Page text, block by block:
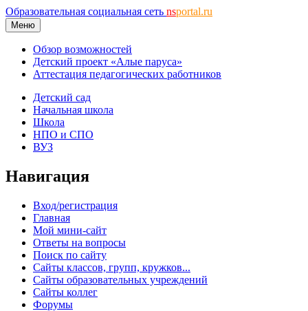
Образовательная социальная сеть nsportal.ru
Меню
Обзор возможностей
Детский проект «Алые паруса»
Аттестация педагогических работников
Детский сад
Начальная школа
Школа
НПО и СПО
ВУЗ
Навигация
Вход/регистрация
Главная
Мой мини-сайт
Ответы на вопросы
Поиск по сайту
Сайты классов, групп, кружков...
Сайты образовательных учреждений
Сайты коллег
Форумы